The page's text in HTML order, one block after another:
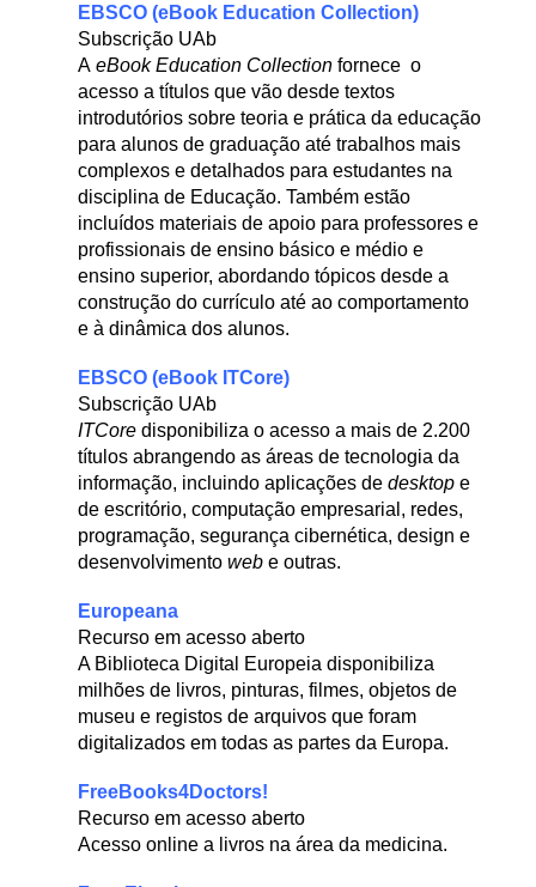
EBSCO (eBook Education Collection)
Subscrição UAb
A eBookEducation Collection fornece o
acesso a títulos que vão desde textos
introdutórios sobre teoria e prática da educação
para alunos de graduação até trabalhos mais
complexos e detalhados para estudantes na
disciplina de Educação. Também estão
incluídos materiais de apoio para professores e
profissionais de ensino básico e médio e
ensino superior, abordando tópicos desde a
construção do currículo até ao comportamento
e à dinâmica dos alunos.
EBSCO (eBook ITCore)
Subscrição UAb
ITCore disponibiliza o acesso a mais de 2.200
títulos abrangendo as áreas de tecnologia da
informação, incluindo aplicações de desktop e
de escritório, computação empresarial, redes,
programação, segurança cibernética, design e
desenvolvimento web e outras.
Europeana
Recurso em acesso aberto
A Biblioteca Digital Europeia disponibiliza
milhões de livros, pinturas, filmes, objetos de
museu e registos de arquivos que foram
digitalizados em todas as partes da Europa.
FreeBooks4Doctors!
Recurso em acesso aberto
Acesso online a livros na área da medicina.